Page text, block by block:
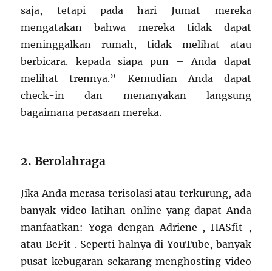
saja, tetapi pada hari Jumat mereka
mengatakan bahwa mereka tidak dapat
meninggalkan rumah, tidak melihat atau
berbicara. kepada siapa pun – Anda dapat
melihat trennya.” Kemudian Anda dapat
check-in dan menanyakan langsung
bagaimana perasaan mereka.
2. Berolahraga
Jika Anda merasa terisolasi atau terkurung, ada
banyak video latihan online yang dapat Anda
manfaatkan: Yoga dengan Adriene , HASfit ,
atau BeFit . Seperti halnya di YouTube, banyak
pusat kebugaran sekarang menghosting video